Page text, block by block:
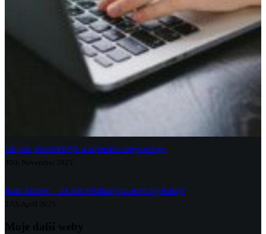
Jak psát přesvědčivěji: 4 tajemství copywritingu
30th November 2025
Isaac Asimov – Jak lidé přicházejí na nové myšlenky?
27th April 2025
Moje další weby